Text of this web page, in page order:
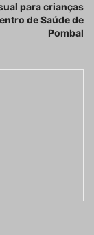
para crianças
de Saúde de
Pombal